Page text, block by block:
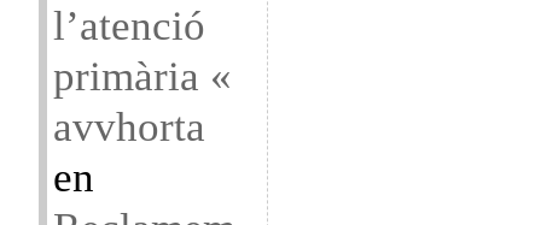
l’atenció
primària «
avvhorta
en